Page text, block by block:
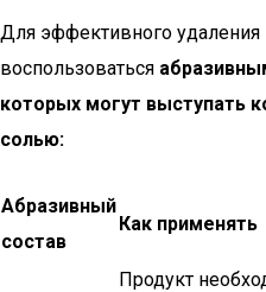
Для эффективного
воспользоваться
которых могут выступать
солью:
Абразивный
состав
Как применять
Продукт